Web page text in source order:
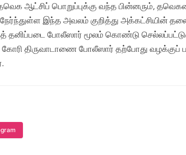
ஆட்சிப் பொறுப்புக்கு வந்த பின்னரும்,
நேர்ந்துள்ள இந்த அவலம் குறித்து அக்கட்சியின்
தனிப்படை போலீஸார் மூலம் கொண்டு
திருவாடாணை போலீஸார் தற்போது வழக்குப்